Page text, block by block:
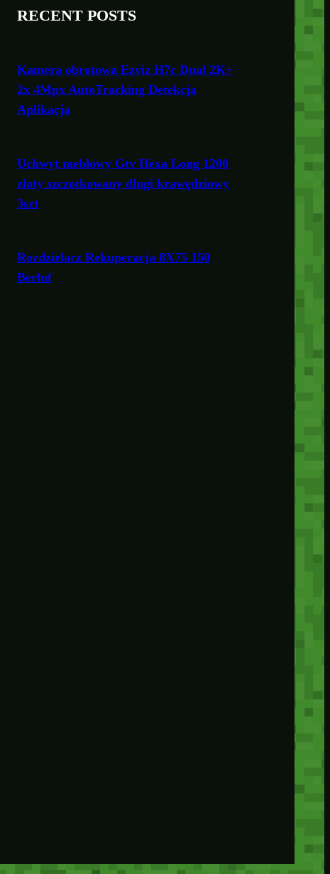
RECENT POSTS
Kamera obrotowa Ezviz H7c Dual 2K+
2x 4Mpx AutoTracking Detekcja
Aplikacja
Uchwyt meblowy Gtv Hexa Long 1200
złoty szczotkowany długi krawędziowy
3szt
Rozdzielacz Rekuperacja 8X75 150
Berluf